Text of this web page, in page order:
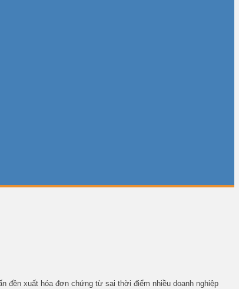
đền xuất hóa đơn chứng từ sai thời điểm nhiều doanh nghiệp